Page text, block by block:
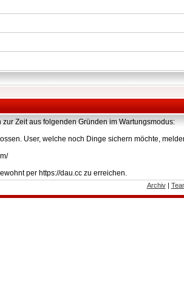
zur Zeit aus folgenden Gründen im Wartungsmodus:
User, welche noch Dinge sichern möchte,
per https://dau.cc zu erreichen.
Archiv|